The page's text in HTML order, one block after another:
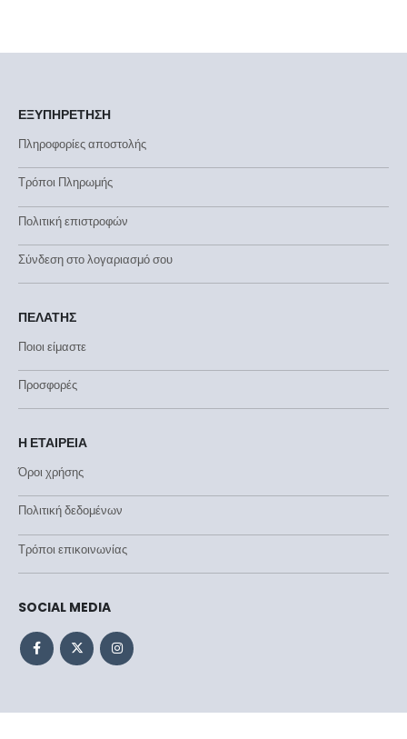
ΕΞΥΠΗΡΕΤΗΣΗ
Πληροφορίες αποστολής
Τρόποι Πληρωμής
Πολιτική επιστροφών
Σύνδεση στο λογαριασμό σου
ΠΕΛΑΤΗΣ
Ποιοι είμαστε
Προσφορές
Η ΕΤΑΙΡΕΙΑ
Όροι χρήσης
Πολιτική δεδομένων
Τρόποι επικοινωνίας
SOCIAL MEDIA